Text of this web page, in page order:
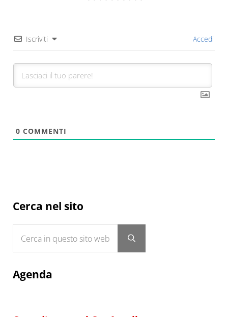
Iscriviti Accedi
0 COMMENTI
Sidebar
Cerca nel sito
Submit search
Agenda